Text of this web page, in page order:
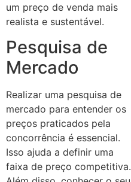
um preço de venda mais
realista e sustentável.
Pesquisa de
Mercado
Realizar uma pesquisa de
mercado para entender os
preços praticados pela
concorrência é essencial.
Isso ajuda a definir uma
faixa de preço competitiva.